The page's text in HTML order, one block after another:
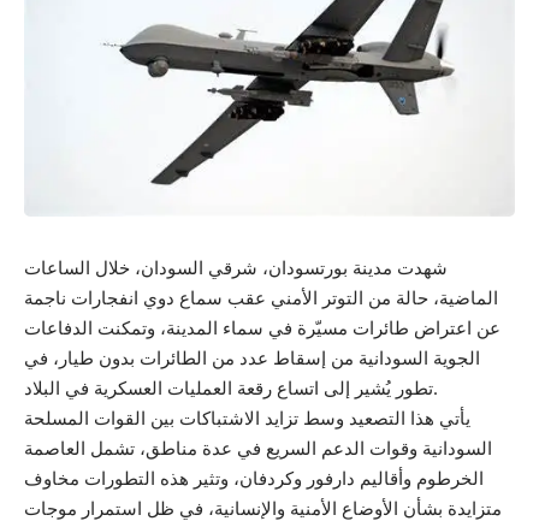
شهدت مدينة بورتسودان، شرقي السودان، خلال الساعات
الماضية، حالة من التوتر الأمني عقب سماع دوي انفجارات ناجمة
عن اعتراض طائرات مسيّرة في سماء المدينة، وتمكنت الدفاعات
الجوية السودانية من إسقاط عدد من الطائرات بدون طيار، في
تطور يُشير إلى اتساع رقعة العمليات العسكرية في البلاد.
يأتي هذا التصعيد وسط تزايد الاشتباكات بين القوات المسلحة
السودانية وقوات الدعم السريع في عدة مناطق، تشمل العاصمة
الخرطوم وأقاليم دارفور وكردفان، وتثير هذه التطورات مخاوف
متزايدة بشأن الأوضاع الأمنية والإنسانية، في ظل استمرار موجات